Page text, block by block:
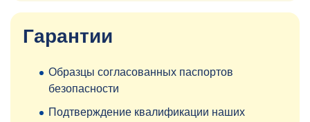
Гарантии
Образцы согласованных паспортов
безопасности
Подтверждение квалификации наших